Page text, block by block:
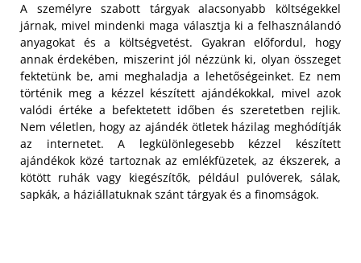
A személyre szabott tárgyak alacsonyabb költségekkel
járnak, mivel mindenki maga választja ki a felhasználandó
anyagokat és a költségvetést. Gyakran előfordul, hogy
annak érdekében, miszerint jól nézzünk ki, olyan összeget
fektetünk be, ami meghaladja a lehetőségeinket. Ez nem
történik meg a kézzel készített ajándékokkal, mivel azok
valódi értéke a befektetett időben és szeretetben rejlik.
Nem véletlen, hogy az ajándék ötletek házilag meghódítják
az internetet. A legkülönlegesebb kézzel készített
ajándékok közé tartoznak az emlékfüzetek, az ékszerek, a
kötött ruhák vagy kiegészítők, például pulóverek, sálak,
sapkák, a háziállatuknak szánt tárgyak és a finomságok.